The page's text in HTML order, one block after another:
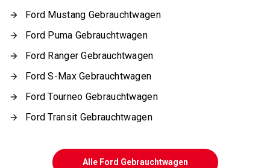
Ford Mustang Gebrauchtwagen
Ford Puma Gebrauchtwagen
Ford Ranger Gebrauchtwagen
Ford S-Max Gebrauchtwagen
Ford Tourneo Gebrauchtwagen
Ford Transit Gebrauchtwagen
Alle Ford Gebrauchtwagen